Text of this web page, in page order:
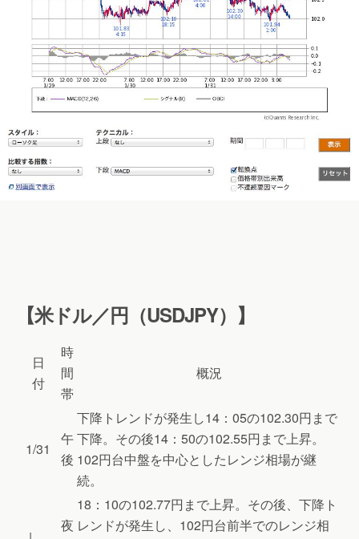
【米ドル／円（USDJPY）】
日
付
時
間
帯
概況
1/31
午
後
下降トレンドが発生し14：05の102.30円まで
下降。その後14：50の102.55円まで上昇。
102円台中盤を中心としたレンジ相場が継
続。
夜
18：10の102.77円まで上昇。その後、下降ト
レンドが発生し、102円台前半でのレンジ相